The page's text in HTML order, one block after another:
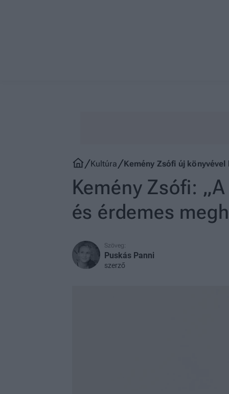
Kultúra Kemény Zsófi új
Kemény Zsófi:
és érdemes
Szöveg:
Puskás Panni
szerző